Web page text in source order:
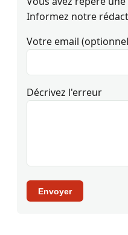
Informez notre
Votre email
Décrivez l'erreur
Envoyer